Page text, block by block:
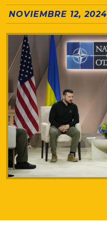
NOVIEMBRE 12, 2024